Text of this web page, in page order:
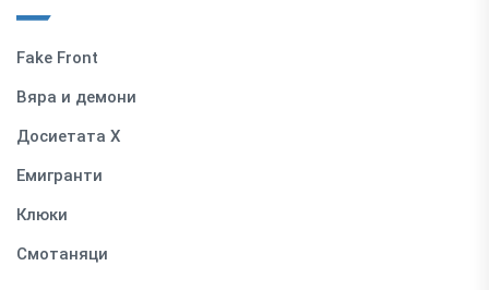
Fake Front
Вяра и демони
Досиетата Х
Емигранти
Клюки
Смотаняци